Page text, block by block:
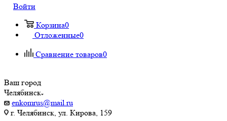
Войти
Корзина0
Отложенные0
Сравнение товаров0
Ваш город
Челябинск
enkomrus@mail.ru
г. Челябинск, ул. Кирова, 159